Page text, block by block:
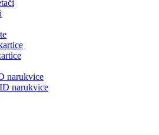
narukvice
narukvice